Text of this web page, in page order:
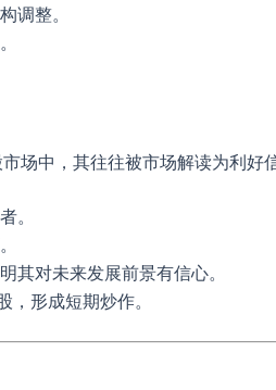
调整。
场中，其往往被市场解读为利好
。
其对未来发展前景有信心。
，形成短期炒作。